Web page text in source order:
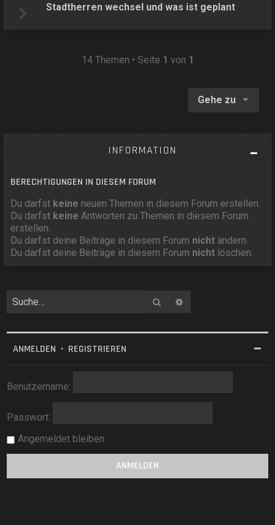
Stadtherren wechsel und was ist geplant
14 Themen • Seite 1 von 1
Gehe zu
INFORMATION
BERECHTIGUNGEN IN DIESEM FORUM
Du darfst keine neuen Themen in diesem Forum erstellen.
Du darfst keine Antworten zu Themen in diesem Forum
erstellen.
Du darfst deine Beiträge in diesem Forum nicht ändern.
Du darfst deine Beiträge in diesem Forum nicht löschen.
Suche
ANMELDEN • REGISTRIEREN
Benutzername:
Passwort:
Angemeldet bleiben